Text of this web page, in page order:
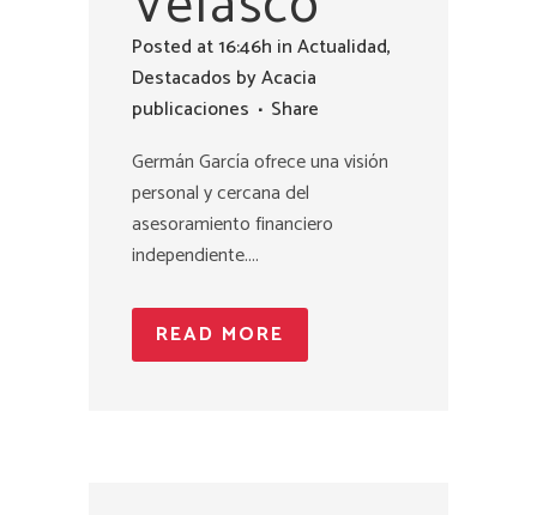
Posted at 16:46h inActualidad,
Destacados byAcacia
publicaciones
Share
Germán García ofrece una visión
personal y cercana del
asesoramiento financiero
independiente....
READ MORE